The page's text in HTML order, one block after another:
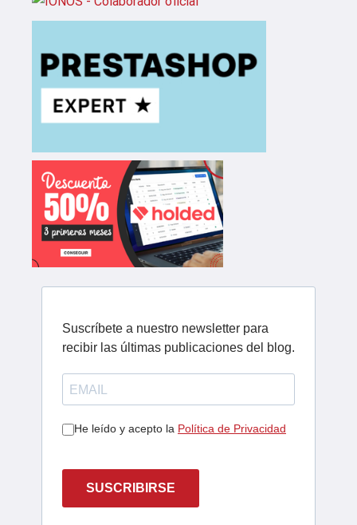
Suscríbete a nuestro newsletter para
recibir las últimas publicaciones del blog.
He leído y acepto la Política de Privacidad
SUSCRIBIRSE